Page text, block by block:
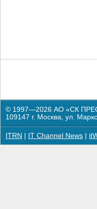
© 1997—2026 АО «СК
109147 г. Москва, ул.
ITRN IT Channel News